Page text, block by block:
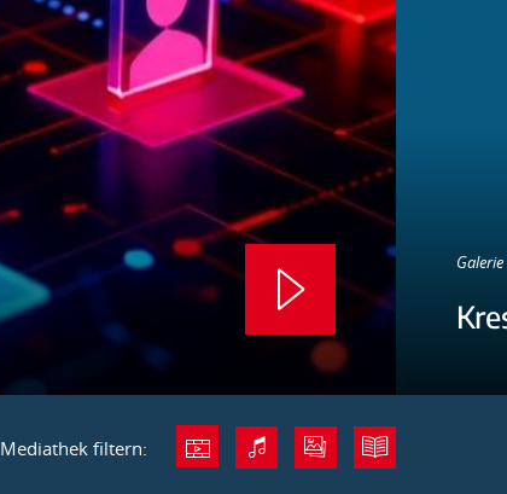
Mediathek filtern: